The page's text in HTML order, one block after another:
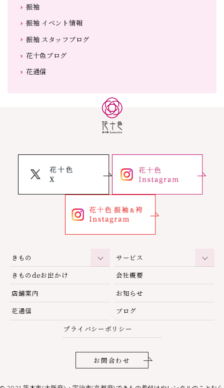
振袖
振袖 イベント情報
振袖 スタッフブログ
花十色ブログ
花通信
きもの
サービス
きものdeお出かけ
会社概要
店舗案内
お知らせ
花通信
ブログ
プライバシーポリシー
お問合わせ